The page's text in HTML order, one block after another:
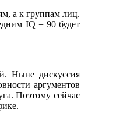
а к группам лиц.
IQ = 90 будет
Ныне дискуссия
аргументов
Поэтому сейчас